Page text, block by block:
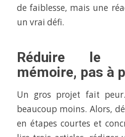
de faiblesse, mais une
un vrai défi.
Réduire le
mémoire, pas à
Un gros projet fait
beaucoup moins. Alors,
en étapes courtes et